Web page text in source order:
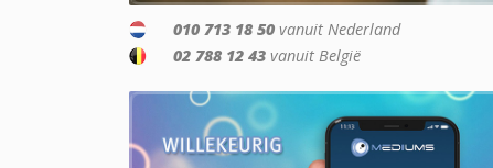
010 713 18 50 vanuit Nederland
02 788 12 43 vanuit België